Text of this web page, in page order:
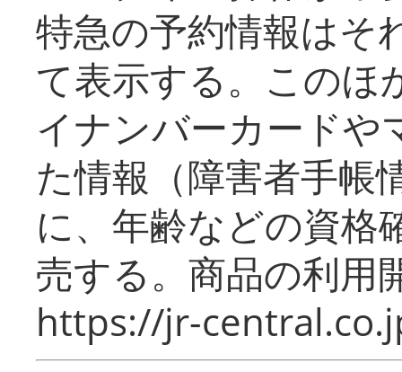
特急の予約情報はそ
て表示する。このほ
イナンバーカードや
た情報（障害者手帳
に、年齢などの資格
売する。商品の利用
https://jr-